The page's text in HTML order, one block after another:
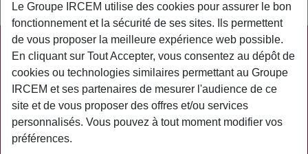
PRATIQUE
ACTUALITÉS
ASSURANCES
PRÉVOYANCE
Le Groupe IRCEM utilise des cookies pour assurer le bon
fonctionnement et la sécurité de ses sites. Ils permettent
de vous proposer la meilleure expérience web possible.
En cliquant sur Tout Accepter, vous consentez au dépôt de
cookies ou technologies similaires permettant au Groupe
IRCEM et ses partenaires de mesurer l'audience de ce
site et de vous proposer des offres et/ou services
personnalisés. Vous pouvez à tout moment modifier vos
préférences.